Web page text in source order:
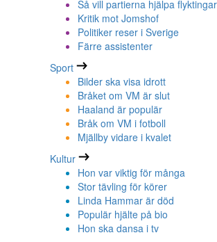
Så vill partierna hjälpa flyktingar
Kritik mot Jomshof
Politiker reser i Sverige
Färre assistenter
Sport
Bilder ska visa idrott
Bråket om VM är slut
Haaland är populär
Bråk om VM i fotboll
Mjällby vidare i kvalet
Kultur
Hon var viktig för många
Stor tävling för körer
Linda Hammar är död
Populär hjälte på bio
Hon ska dansa i tv